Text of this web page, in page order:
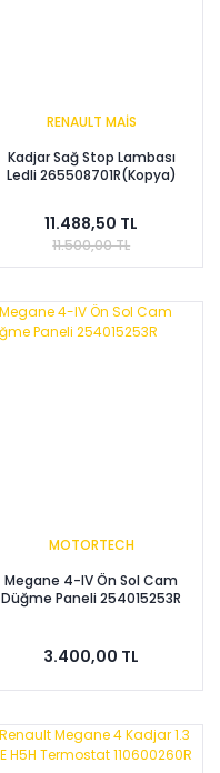
RENAULT MAİS
Kadjar Sağ Stop Lambası
Ledli 265508701R(Kopya)
11.488,50 TL
11.500,00 TL
MOTORTECH
Megane 4-IV Ön Sol Cam
Düğme Paneli 254015253R
3.400,00 TL